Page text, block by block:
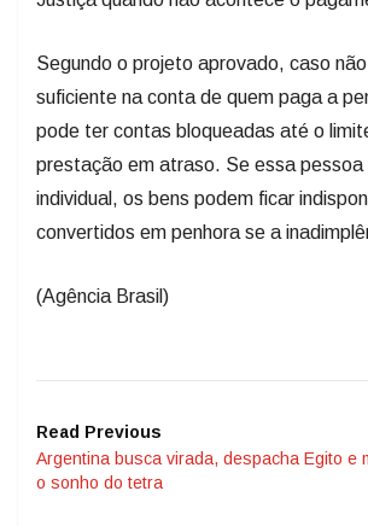
Segundo o projeto aprovado, caso
suficiente na conta de quem paga a
pode ter contas bloqueadas até o
prestação em atraso. Se essa pessoa
individual, os bens podem ficar
convertidos em penhora se a
(Agência Brasil)
Read Previous
Argentina busca virada, despacha Egito e
o sonho do tetra